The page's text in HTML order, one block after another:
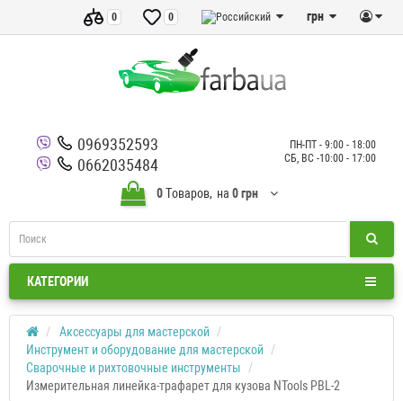
грн
0
0
0969352593
0662035484
ПН-ПТ - 9:00 - 18:00
СБ, ВС -10:00 - 17:00
0Tоваров, на 0 грн
КАТЕГОРИИ
Аксессуары для мастерской
Инструмент и оборудование для мастерской
Сварочные и рихтовочные инструменты
Измерительная линейка-трафарет для кузова NTools PBL-2